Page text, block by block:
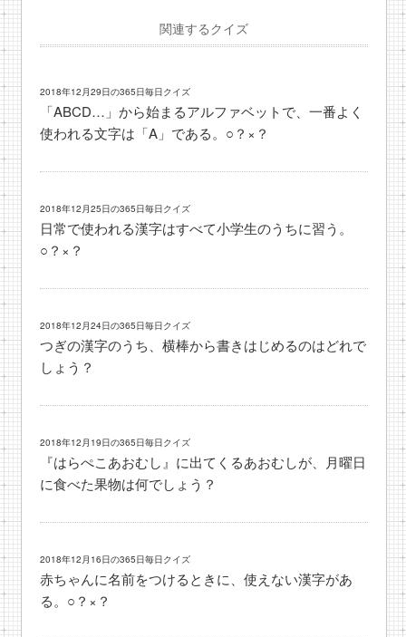
関連するクイズ
2018年12月29日の365日毎日クイズ
「ABCD…」から始まるアルファベットで、一番よく
使われる文字は「A」である。○？×？
2018年12月25日の365日毎日クイズ
日常で使われる漢字はすべて小学生のうちに習う。
○？×？
2018年12月24日の365日毎日クイズ
つぎの漢字のうち、横棒から書きはじめるのはどれで
しょう？
2018年12月19日の365日毎日クイズ
『はらぺこあおむし』に出てくるあおむしが、月曜日
に食べた果物は何でしょう？
2018年12月16日の365日毎日クイズ
赤ちゃんに名前をつけるときに、使えない漢字があ
る。○？×？